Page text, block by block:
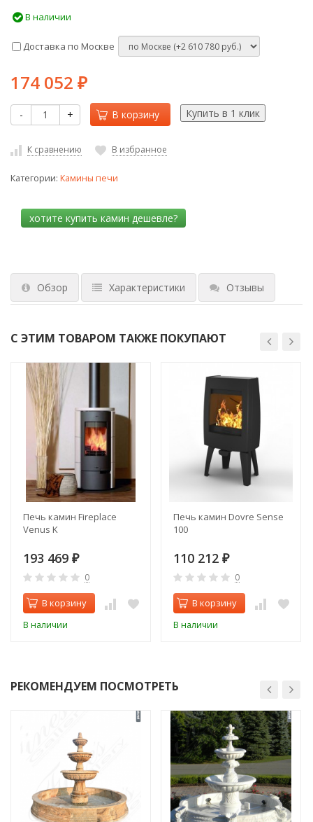
В наличии
Доставка по Москве
174 052 ₽
- + В корзину
К сравнению В избранное
Категории: Камины печи
Обзор Характеристики Отзывы
С ЭТИМ ТОВАРОМ ТАКЖЕ ПОКУПАЮТ
Печь камин Fireplace
Venus K
193 469 ₽
0
В корзину
В наличии
Печь камин Dovre Sense
100
110 212 ₽
0
В корзину
В наличии
РЕКОМЕНДУЕМ ПОСМОТРЕТЬ